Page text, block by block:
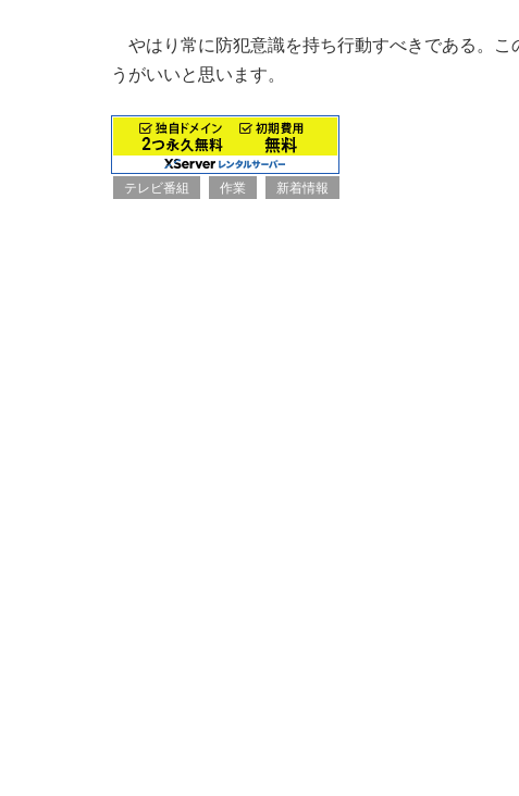
やはり常に防犯意識を持ち行動すべきである。
うがいいと思います。
テレビ番組 作業 新着情報